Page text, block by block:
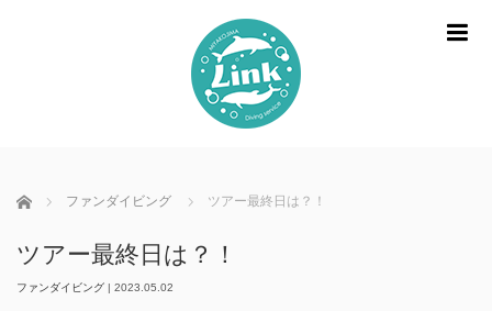
ホーム ファンダイビング ツアー最終日は？！
ツアー最終日は？！
ファンダイビング | 2023.05.02